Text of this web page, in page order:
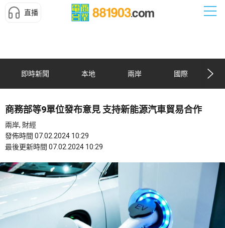
直播
即時新聞 本地 兩岸 國際
商務部等9單位發布意見 支持新能源汽車貿易合作
兩岸, 財經
發佈時間 07.02.2024 10:29
最後更新時間 07.02.2024 10:29